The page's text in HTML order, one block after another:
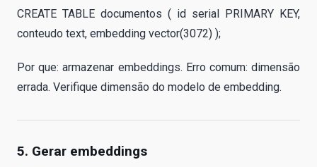
CREATE TABLE documentos ( id serial PRIMARY KEY,
conteudo text, embedding vector(3072) );
Por que: armazenar embeddings. Erro comum: dimensão
errada. Verifique dimensão do modelo de embedding.
5. Gerar embeddings